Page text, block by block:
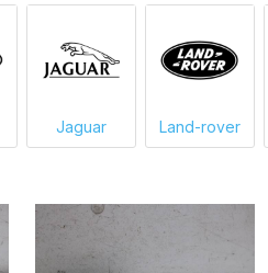
Jaguar Land-rover